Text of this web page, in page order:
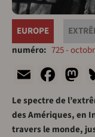
EUROPE
numéro
725 -
Email
Le spectre de
des Amériques, en
travers le monde,